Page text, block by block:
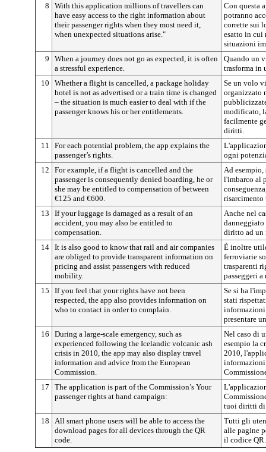
8
With this application millions of travellers can
have easy access to the right information about
their passenger rights when they most need it,
when unexpected situations arise."
Con questa
potranno
corrette sui
esatto in cui
situazioni
9
When a journey does not go as expected, it is often
a stressful experience.
Quando un
trasforma in
10
Whether a flight is cancelled, a package holiday
hotel is not as advertised or a train time is changed
– the situation is much easier to deal with if the
passenger knows his or her entitlements.
Se un volo
organizzato
modificato,
facilmente
diritti.
11
For each potential problem, the app explains the
passenger’s rights.
ogni
12
For example, if a flight is cancelled and the
passenger is consequently denied boarding, he or
she may be entitled to compensation of between
€125 and €600.
Ad
l'imbarco al
risarcimento
13
If your luggage is damaged as a result of an
accident, you may also be entitled to
compensation.
Anche nel
diritto ad un
14 It is also good to know that rail and air companies
are obliged to provide transparent information on
pricing and assist passengers with reduced
mobility.
È inoltre
ferroviarie
trasparenti
passeggeri
15
If you feel that your rights have not been
respected, the app also provides information on
who to contact in order to complain.
Se si ha
stati
informazioni
presentare
16
During a large-scale emergency, such as
experienced following the Icelandic volcanic ash
crisis in 2010, the app may also display travel
information and advice from the European
Commission.
Nel caso di
esempio la
2010,
17
The application is part of the Commission’s Your
passenger rights at hand campaign:
tuoi diritti di
18
All smart phone users will be able to access the
download pages for all devices through the QR
code.
Tutti gli
alle pagine
il codice QR.